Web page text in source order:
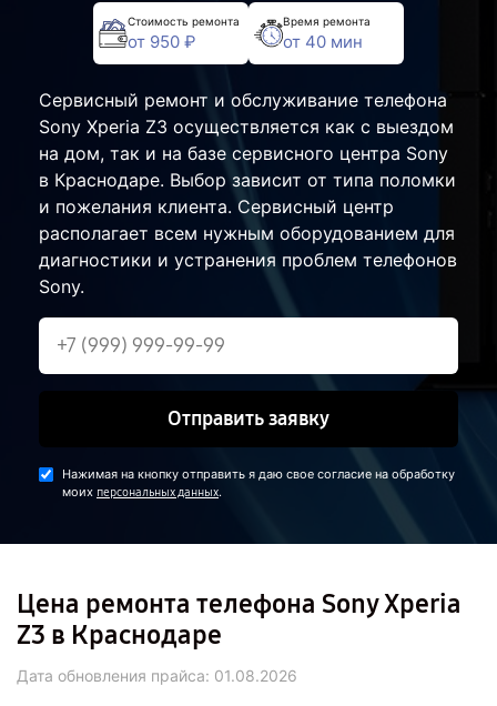
Стоимость ремонта
от 950 ₽
Время ремонта
от 40 мин
Сервисный ремонт и обслуживание телефона
Sony Xperia Z3 осуществляется как с выездом
на дом, так и на базе сервисного центра Sony
в Краснодаре. Выбор зависит от типа поломки
и пожелания клиента. Сервисный центр
располагает всем нужным оборудованием для
диагностики и устранения проблем телефонов
Sony.
Отправить заявку
Нажимая на кнопку отправить я даю свое согласие на обработку
моих персональных данных.
Цена ремонта телефона Sony Xperia
Z3 в Краснодаре
Дата обновления прайса: 01.08.2026